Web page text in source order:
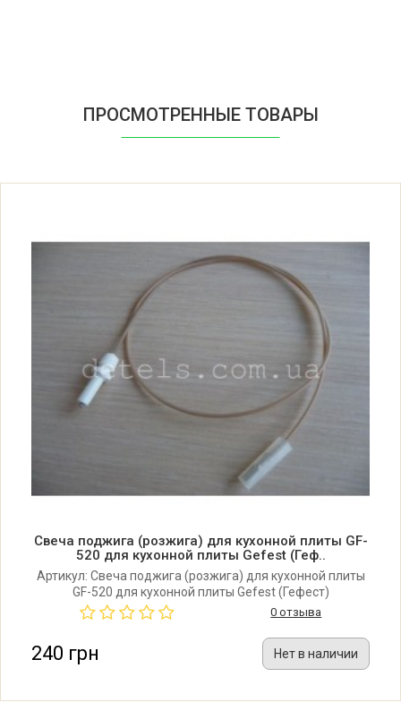
ПРОСМОТРЕННЫЕ ТОВАРЫ
Свеча поджига (розжига) для кухонной плиты GF-
520 для кухонной плиты Gefest (Геф..
Артикул: Свеча поджига (розжига) для кухонной плиты
GF-520 для кухонной плиты Gefest (Гефест)
0 отзыва
240 грн Нет в наличии